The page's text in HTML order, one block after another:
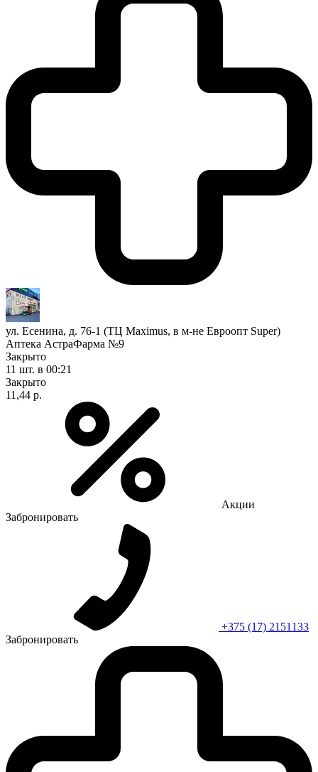
ул. Есенина, д. 76-1 (ТЦ Maximus, в м-не Евроопт Super)
Аптека АстраФарма №9
Закрыто
11 шт. в 00:21
Закрыто
11,44 р.
Акции
Забронировать
+375 (17) 2151133
Забронировать